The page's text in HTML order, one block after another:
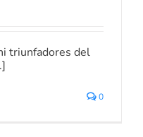
triunfadores del
0